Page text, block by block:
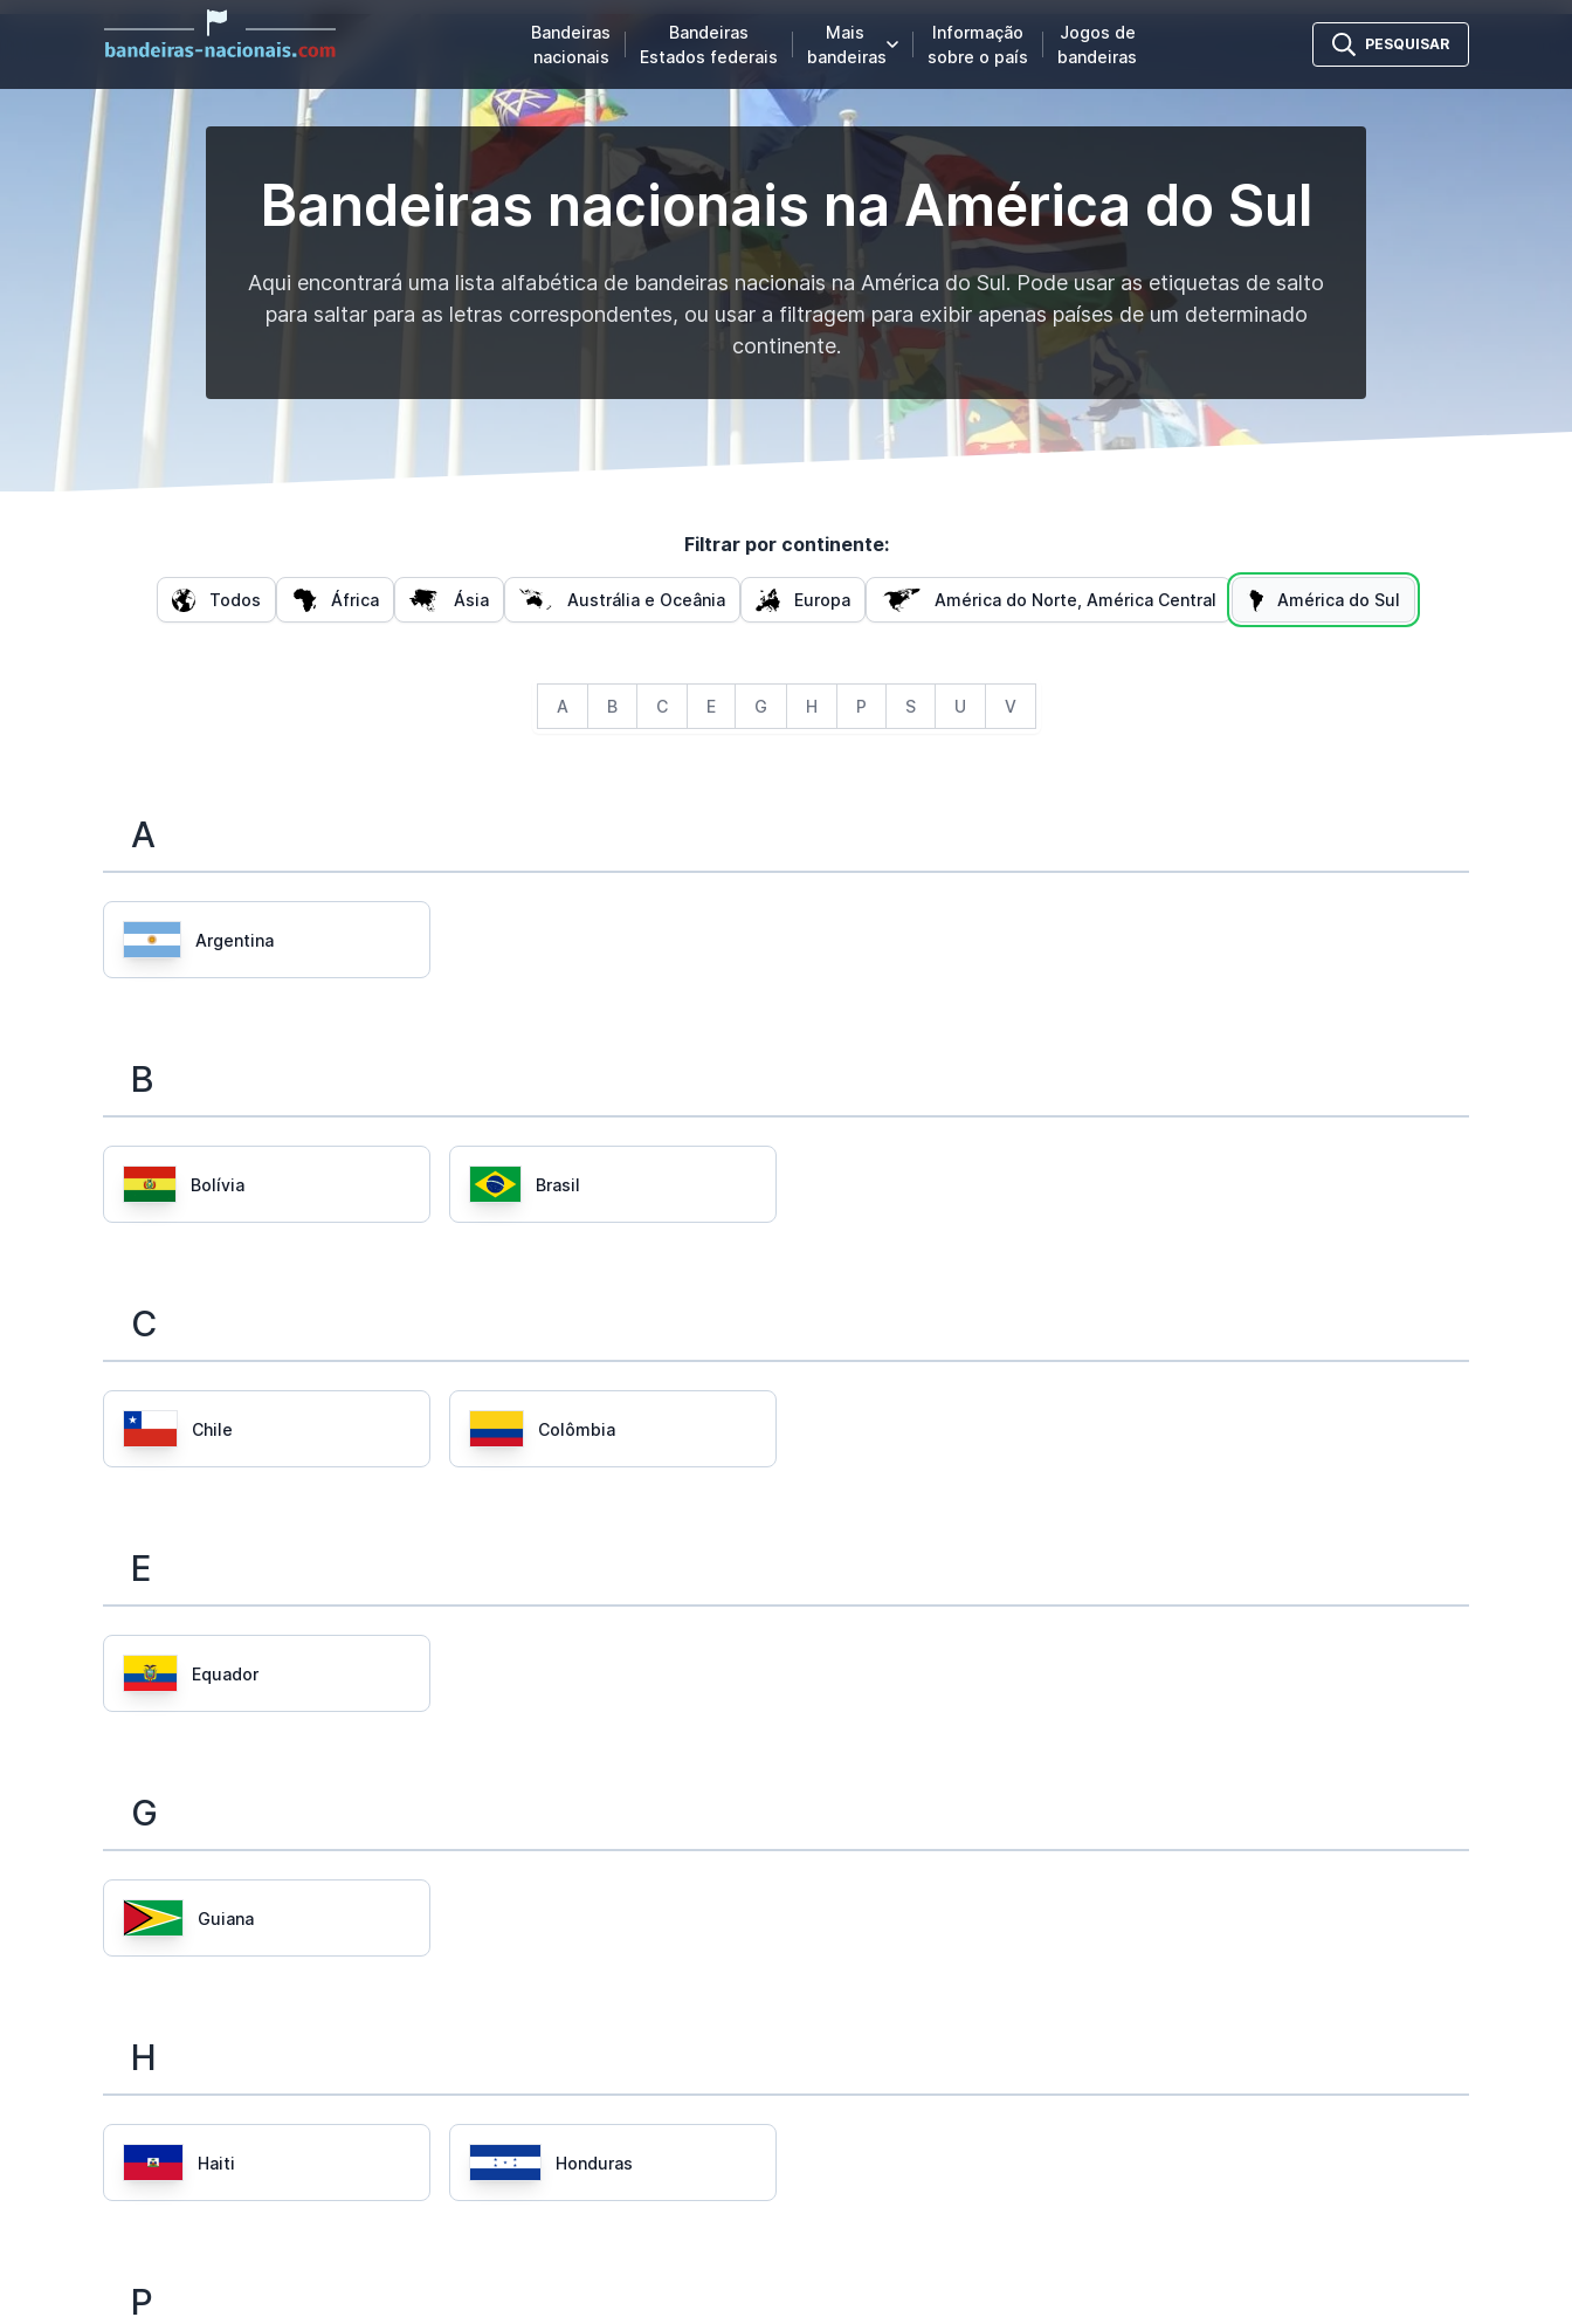
Bandeiras
nacionais
Bandeiras
Estados federais
Mais
bandeiras
Informação
sobre o país
Jogos de
bandeiras
PESQUISAR
Bandeiras nacionais na América do Sul
Aqui encontrará uma lista alfabética de bandeiras nacionais na América do Sul. Pode usar as etiquetas de salto
para saltar para as letras correspondentes, ou usar a filtragem para exibir apenas países de um determinado
continente.
Filtrar por continente:
Todos África Ásia Austrália e Oceânia Europa América do Norte, América Central América do Sul
A B C E G H P S U V
A
Argentina
B
Bolívia Brasil
C
Chile Colômbia
E
Equador
G
Guiana
H
Haiti Honduras
P